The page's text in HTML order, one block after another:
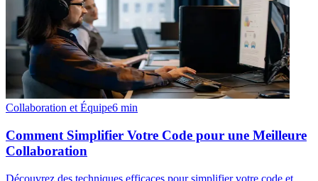
Collaboration et Équipe6 min
Comment Simplifier Votre Code pour une Meilleure
Collaboration
Découvrez des techniques efficaces pour simplifier votre code et